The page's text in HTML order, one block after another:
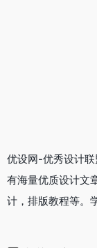
优设网-优秀设计
有海量优质设计文
计，排版教程等。